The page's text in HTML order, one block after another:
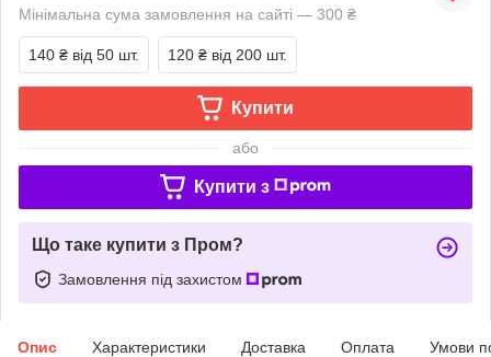
Мінімальна сума замовлення на сайті — 300 ₴
140 ₴ від 50 шт. 120 ₴ від 200 шт.
Купити
або
Купити з
Що таке купити з Пром?
Замовлення під захистом
Опис Характеристики Доставка Оплата Умови